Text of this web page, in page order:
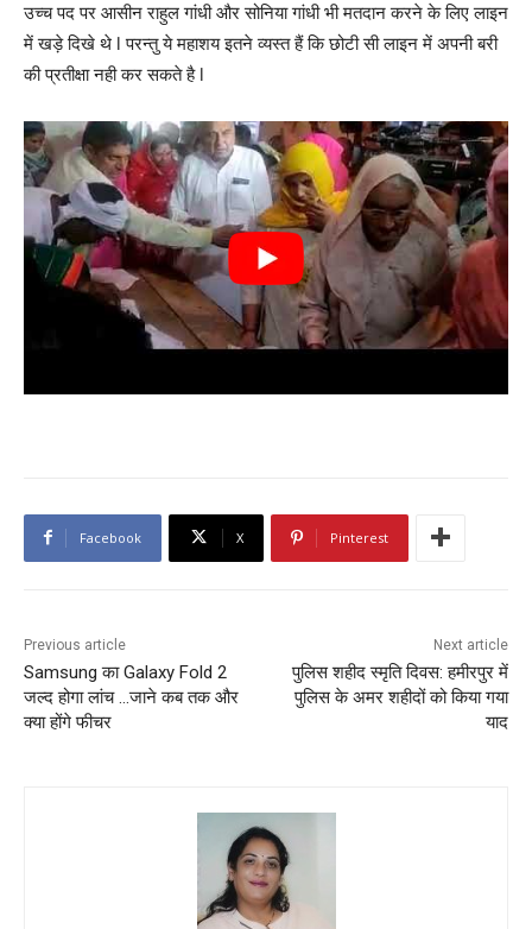
उच्च पद पर आसीन राहुल गांधी और सोनिया गांधी भी मतदान करने के लिए लाइन
में खड़े दिखे थे l परन्तु ये महाशय इतने व्यस्त हैं कि छोटी सी लाइन में अपनी बरी
की प्रतीक्षा नही कर सकते है l
Facebook X Pinterest
Previous article
Samsung का Galaxy Fold 2
जल्द होगा लांच …जाने कब तक और
क्या होंगे फीचर
Next article
पुलिस शहीद स्मृति दिवस: हमीरपुर में
पुलिस के अमर शहीदों को किया गया
याद